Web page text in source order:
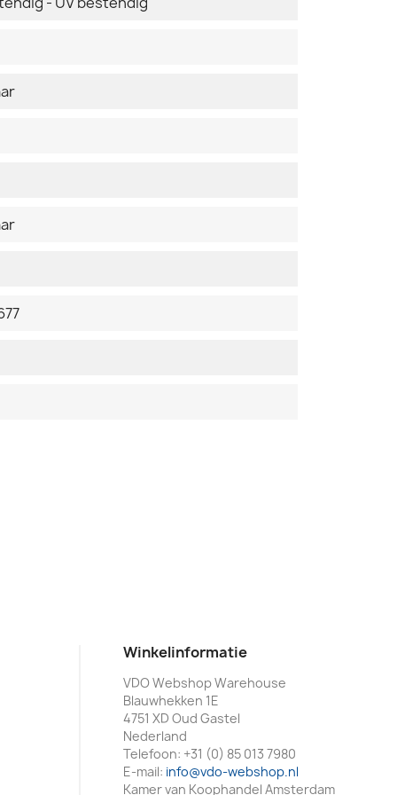
Winkelinformatie
VDO Webshop Warehouse
Blauwhekken 1E
4751 XD Oud Gastel
Nederland
Telefoon: +31 (0) 85 013 7980
E-mail: info@vdo-webshop.nl
Kamer van Koophandel Amsterdam